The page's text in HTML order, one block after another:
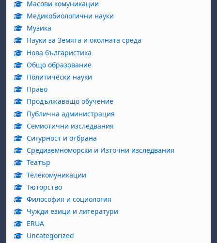
Масови комуникации
Медикобиологични науки
Музика
Науки за Земята и околната среда
Нова българистика
Общо образование
Политически науки
Право
Продължаващо обучение
Публична администрация
Семиотични изследвания
Сигурност и отбрана
Средиземноморски и Източни изследвания
Театър
Телекомуникации
Тюторство
Философия и социология
Чужди езици и литератури
ERUA
Uncategorized